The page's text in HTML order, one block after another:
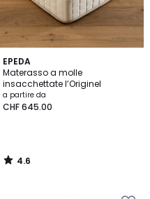
EPEDA
Materasso a molle
insacchettate l’Originel
a partire da
CHF 645.00
4.6
/ 5
4.6
/